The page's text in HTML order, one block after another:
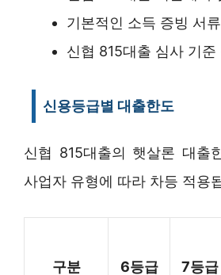
기본적인 소득 증빙 서
신협 815대출 심사 기준
신용등급별 대출한도
신협 815대출의 햇살론 대출
사업자 유형에 따라 차등 적용
구분 6등급 7등급